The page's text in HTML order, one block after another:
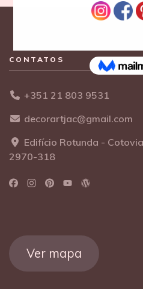
CONTATOS
+351 21 803 9531
decorartjac@gmail.com
Edifício Rotunda -
2970-318
Ver mapa